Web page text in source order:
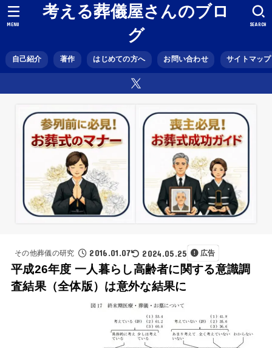
考える葬儀屋さんのブロ
グ
自己紹介 著作 はじめての方へ お問い合わせ サイトマップ
SEARCH
MENU
その他葬儀の研究 2016.01.07 2024.05.25 広告
平成26年度 一人暮らし高齢者に関する意識調
査結果（全体版）は意外な結果に